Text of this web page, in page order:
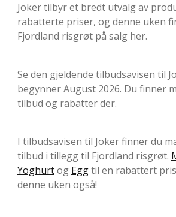
Joker tilbyr et bredt utvalg av
rabatterte priser, og denne uken
Fjordland risgrøt på salg her.
Se den gjeldende tilbudsavisen til
begynner August 2026. Du finner
tilbud og rabatter der.
I tilbudsavisen til Joker finner du
tilbud i tillegg til Fjordland risgrøt.
Yoghurtog Eggtil en rabattert
denne uken også!